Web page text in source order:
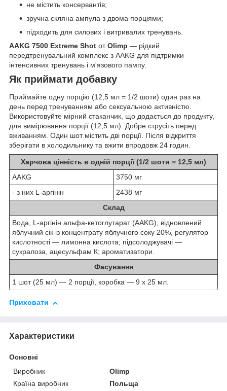
не містить консервантів;
зручна скляна ампула з двома порціями;
підходить для силових і витривалих тренувань.
AAKG 7500 Extreme Shot отOlimp — рідкий
передтренувальний комплекс з AAKG для підтримки
інтенсивних тренувань і м'язового пампу.
Як приймати добавку
Приймайте одну порцію (12,5 мл = 1/2 шоти) один раз на
день перед тренуванням або сексуальною активністю.
Використовуйте мірний стаканчик, що додається до продукту,
для вимірювання порції (12,5 мл). Добре струсіть перед
вживанням. Один шот містить дві порції. Після відкриття
зберігати в холодильнику та вжити впродовж 24 годин.
Харчова цінність в одній порції (1/2 шоти = 12,5 мл)
AAKG
3750 мг
- з них L-аргінін
2438 мг
Склад
Вода, L-аргінін альфа-кетоглутарат (AAKG), відновлений
яблучний сік із концентрату яблучного соку 20%, регулятор
кислотності — лимонна кислота; підсолоджувачі —
сукралоза, ацесульфам К; ароматизатори.
Фасування
1 шот (25 мл) — 2 порції, коробка — 9 x 25 мл.
Приховати
Характеристики
Основні
Виробник
Olimp
Країна виробник
Польща